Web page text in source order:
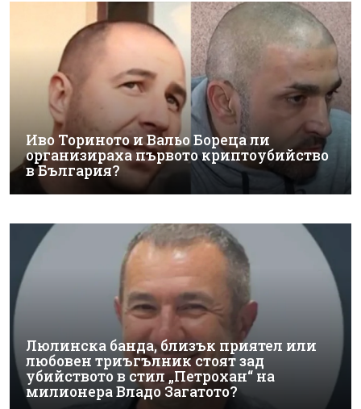
Иво Ториното и Вальо Бореца ли
организираха първото криптоубийство
в България?
Люлинска банда, близък приятел или
любовен триъгълник стоят зад
убийството в стил „Петрохан“ на
милионера Владо Загатото?